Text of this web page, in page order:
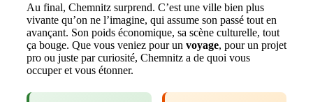
Au final, Chemnitz surprend. C’est une ville bien plus
vivante qu’on ne l’imagine, qui assume son passé tout en
avançant. Son poids économique, sa scène culturelle, tout
ça bouge. Que vous veniez pour un voyage, pour un projet
pro ou juste par curiosité, Chemnitz a de quoi vous
occuper et vous étonner.